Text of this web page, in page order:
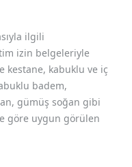
ilgili
izin belgeleriyle
kestane, kabuklu ve iç
badem,
gümüş soğan gibi
göre uygun görülen